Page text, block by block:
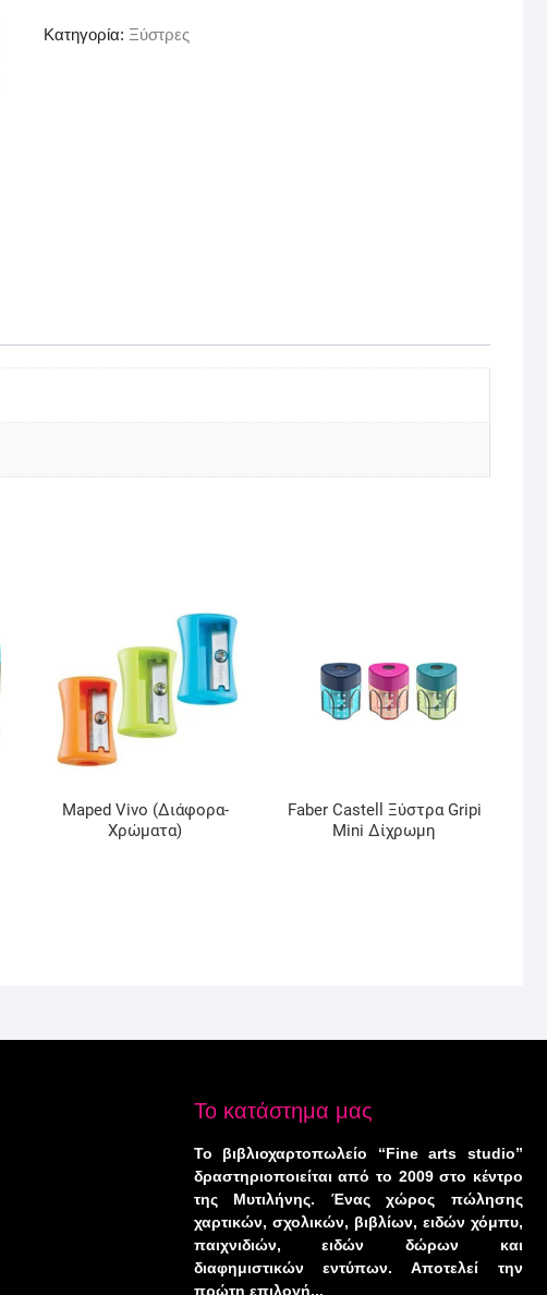
Κατηγορία: Ξύστρες
Maped Vivo (Διάφορα-
Χρώματα)
Faber Castell Ξύστρα Gripi
Mini Δίχρωμη
Το κατάστημα μας
Το βιβλιοχαρτοπωλείο “Fine arts studio”
δραστηριοποιείται από το 2009 στο κέντρο
της Μυτιλήνης. Ένας χώρος πώλησης
χαρτικών, σχολικών, βιβλίων, ειδών χόμπυ,
παιχνιδιών, ειδών δώρων και
διαφημιστικών εντύπων. Αποτελεί την
πρώτη επιλογή...